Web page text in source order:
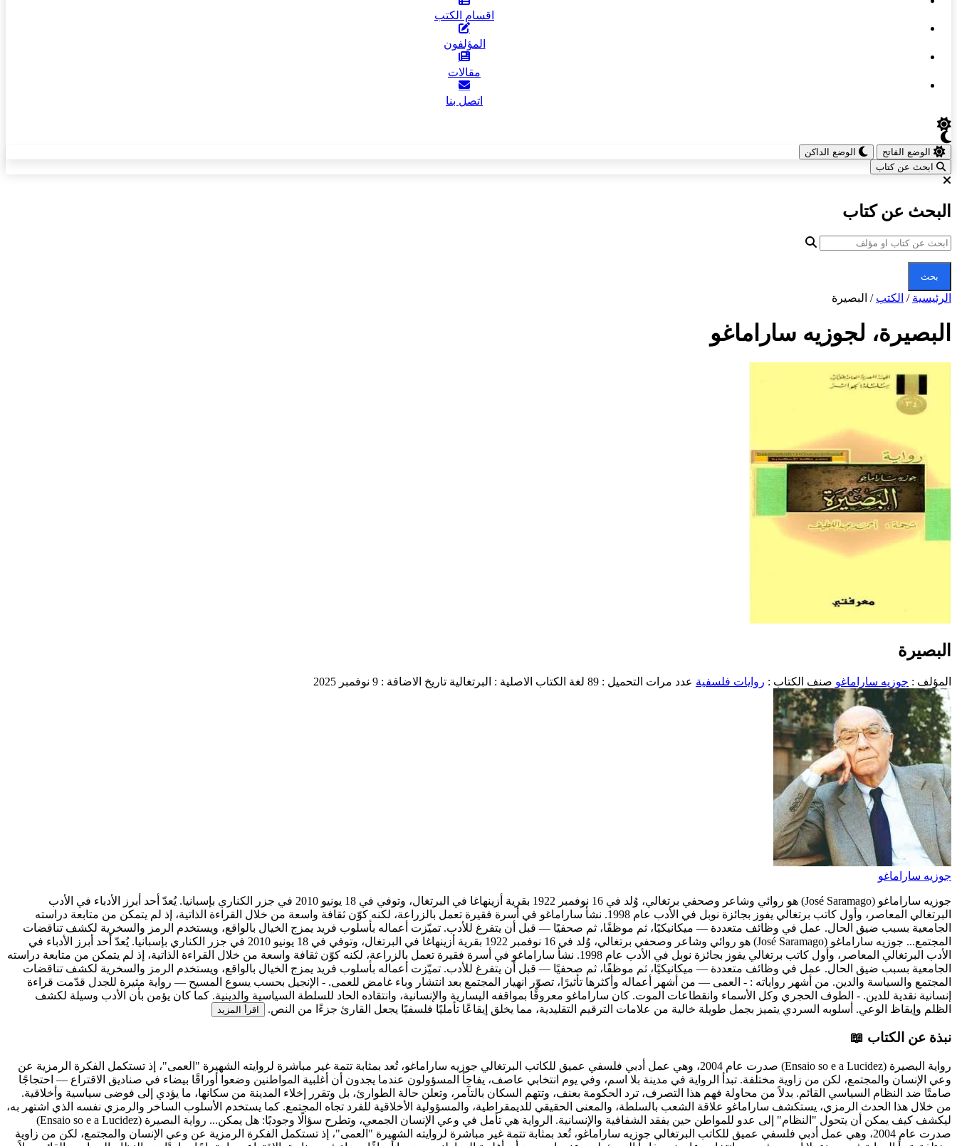
اقسام الكتب
المؤلفون
مقالات
اتصل بنا
الوضع الفاتح
الوضع الداكن
ابحث عن كتاب
البحث عن كتاب
بحث
الرئيسية / الكتب / البصيرة
البصيرة، لجوزيه ساراماغو
البصيرة
المؤلف : جوزيه ساراماغو صنف الكتاب : روايات فلسفية عدد مرات التحميل : 89 لغة الكتاب الاصلية : البرتغالية تاريخ الاضافة : 9 نوفمبر 2025
جوزيه ساراماغو
جوزيه ساراماغو (José Saramago) هو روائي وشاعر وصحفي برتغالي، وُلد في 16 نوفمبر 1922 بقرية أزينهاغا في البرتغال، وتوفي في 18 يونيو 2010 في جزر الكناري بإسبانيا. يُعدّ أحد أبرز الأدباء في الأدب
البرتغالي المعاصر، وأول كاتب برتغالي يفوز بجائزة نوبل في الأدب عام 1998. نشأ ساراماغو في أسرة فقيرة تعمل بالزراعة، لكنه كوّن ثقافة واسعة من خلال القراءة الذاتية، إذ لم يتمكن من متابعة دراسته
الجامعية بسبب ضيق الحال. عمل في وظائف متعددة — ميكانيكيًا، ثم موظفًا، ثم صحفيًا — قبل أن يتفرغ للأدب. تميّزت أعماله بأسلوب فريد يمزج الخيال بالواقع، ويستخدم الرمز والسخرية لكشف تناقضات
المجتمع...
جوزيه ساراماغو (José Saramago) هو روائي وشاعر وصحفي برتغالي، وُلد في 16 نوفمبر 1922 بقرية أزينهاغا في البرتغال، وتوفي في 18 يونيو 2010 في جزر الكناري بإسبانيا. يُعدّ أحد أبرز الأدباء في
الأدب البرتغالي المعاصر، وأول كاتب برتغالي يفوز بجائزة نوبل في الأدب عام 1998. نشأ ساراماغو في أسرة فقيرة تعمل بالزراعة، لكنه كوّن ثقافة واسعة من خلال القراءة الذاتية، إذ لم يتمكن من متابعة دراسته
الجامعية بسبب ضيق الحال. عمل في وظائف متعددة — ميكانيكيًا، ثم موظفًا، ثم صحفيًا — قبل أن يتفرغ للأدب. تميّزت أعماله بأسلوب فريد يمزج الخيال بالواقع، ويستخدم الرمز والسخرية لكشف تناقضات
المجتمع والسياسة والدين. من أشهر رواياته : - العمى — من أشهر أعماله وأكثرها تأثيرًا، تصوّر انهيار المجتمع بعد انتشار وباء غامض للعمى. - الإنجيل بحسب يسوع المسيح — رواية مثيرة للجدل قدّمت قراءة
إنسانية نقدية للدين. - الطوف الحجري وكل الأسماء وانقطاعات الموت. كان ساراماغو معروفًا بمواقفه اليسارية والإنسانية، وانتقاده الحاد للسلطة السياسية والدينية. كما كان يؤمن بأن الأدب وسيلة لكشف
الظلم وإيقاظ الوعي. أسلوبه السردي يتميز بجمل طويلة خالية من علامات الترقيم التقليدية، مما يخلق إيقاعًا تأمليًا فلسفيًا يجعل القارئ جزءًا من النص.
اقرأ المزيد
نبذة عن الكتاب 📖
رواية البصيرة (Ensaio so e a Lucidez) صدرت عام 2004، وهي عمل أدبي فلسفي عميق للكاتب البرتغالي جوزيه ساراماغو، تُعد بمثابة تتمة غير مباشرة لروايته الشهيرة "العمى"، إذ تستكمل الفكرة الرمزية عن
وعي الإنسان والمجتمع، لكن من زاوية مختلفة. تبدأ الرواية في مدينة بلا اسم، وفي يوم انتخابي عاصف، يفاجأ المسؤولون عندما يجدون أن أغلبية المواطنين وضعوا أوراقًا بيضاء في صناديق الاقتراع — احتجاجًا
صامتًا ضد النظام السياسي القائم. بدلاً من محاولة فهم هذا التصرف، ترد الحكومة بعنف، وتتهم السكان بالتآمر، وتعلن حالة الطوارئ، بل وتقرر إخلاء المدينة من سكانها، ما يؤدي إلى فوضى سياسية وأخلاقية.
من خلال هذا الحدث الرمزي، يستكشف ساراماغو علاقة الشعب بالسلطة، والمعنى الحقيقي للديمقراطية، والمسؤولية الأخلاقية للفرد تجاه المجتمع. كما يستخدم الأسلوب الساخر والرمزي نفسه الذي اشتهر به،
ليكشف كيف يمكن أن يتحول "النظام" إلى عدو للمواطن حين يفقد الشفافية والإنسانية. الرواية هي تأمل في وعي الإنسان الجمعي، وتطرح سؤالًا وجوديًا: هل يمكن...
رواية البصيرة (Ensaio so e a Lucidez)
صدرت عام 2004، وهي عمل أدبي فلسفي عميق للكاتب البرتغالي جوزيه ساراماغو، تُعد بمثابة تتمة غير مباشرة لروايته الشهيرة "العمى"، إذ تستكمل الفكرة الرمزية عن وعي الإنسان والمجتمع، لكن من زاوية